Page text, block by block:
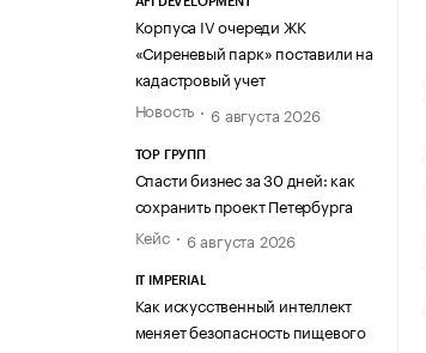
Корпуса IV очереди ЖК
«Сиреневый парк» поставили на
кадастровый учет
Новость
6 августа 2026
ТОР ГРУПП
Спасти бизнес за 30 дней: как
сохранить проект Петербурга
Кейс
6 августа 2026
IT IMPERIAL
Как искусственный интеллект
меняет безопасность пищевого